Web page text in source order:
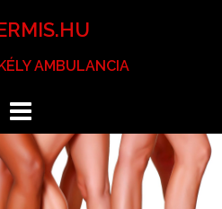
AMBULANCIA